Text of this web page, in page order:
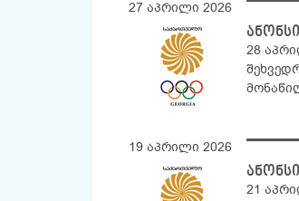
27 აპრილი 2026
ანონსი
28
19 აპრილი 2026
ანონსი
21